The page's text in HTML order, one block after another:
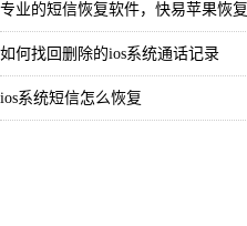
专业的短信恢复软件，快易苹果恢复
如何找回删除的ios系统通话记录
ios系统短信怎么恢复